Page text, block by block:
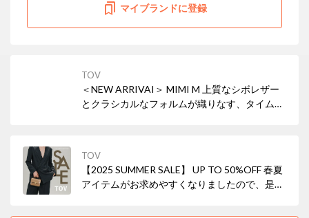
マイブランドに登録
TOV
＜NEW ARRIVAI＞ MIMI M 上質なシボレザー
とクラシカルなフォルムが織りなす、タイムレ
TOV
【2025 SUMMER SALE】 UP TO 50%OFF 春夏
アイテムがお求めやすくなりましたので、是非